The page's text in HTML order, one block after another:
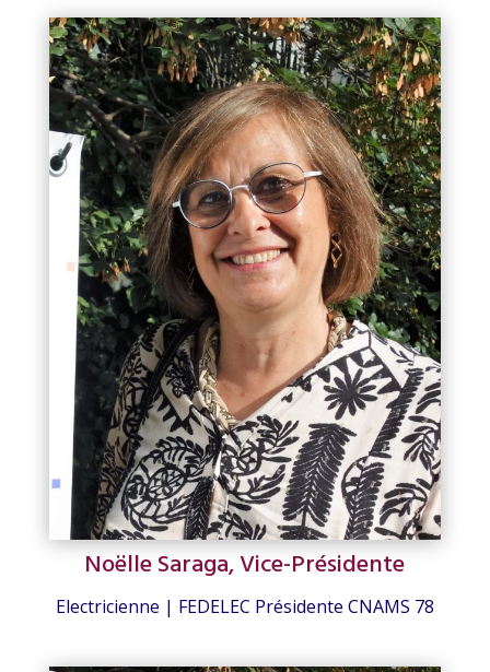
Noëlle Saraga, Vice-Présidente
Electricienne | FEDELEC Présidente CNAMS 78